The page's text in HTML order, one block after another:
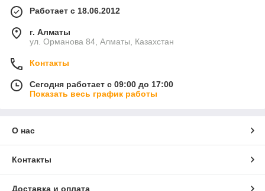
Работает с 18.06.2012
г. Алматы
ул. Орманова 84, Алматы, Казахстан
Контакты
Сегодня работает с 09:00 до 17:00
Показать весь график работы
О нас
Контакты
Доставка и оплата